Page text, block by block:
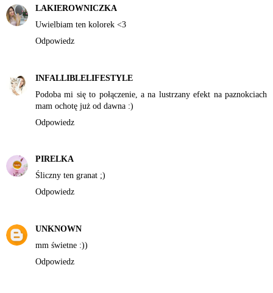
LAKIEROWNICZKA
Uwielbiam ten kolorek <3
Odpowiedz
INFALLIBLELIFESTYLE
Podoba mi się to połączenie, a na lustrzany efekt na paznokciach
mam ochotę już od dawna :)
Odpowiedz
PIRELKA
Śliczny ten granat ;)
Odpowiedz
UNKNOWN
mm świetne :))
Odpowiedz